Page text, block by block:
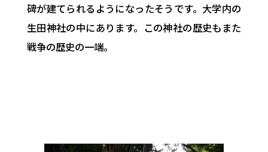
碑が建てられるようになったそうです。大学内の
生田神社の中にあります。この神社の歴史もまた
戦争の歴史の一端。